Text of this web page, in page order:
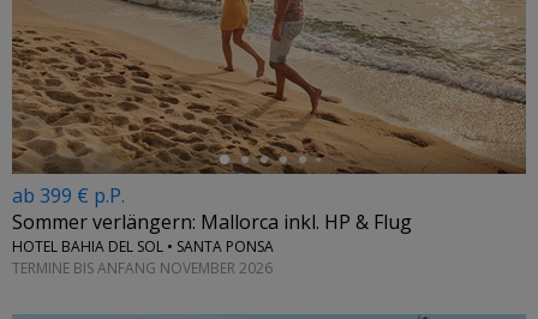
←
ab 399 € p.P.
Sommer verlängern: Mallorca inkl. HP & Flug
HOTEL BAHIA DEL SOL • SANTA PONSA
TERMINE BIS ANFANG NOVEMBER 2026